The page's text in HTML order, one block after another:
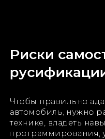
Риски
Чтобы правильно
автомобиль, нужно
технике, владеть
программирования,